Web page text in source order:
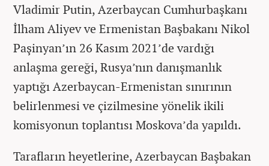
Vladimir Putin, Azerbaycan Cumhurbaşkanı
İlham Aliyev ve Ermenistan Başbakanı Nikol
Paşinyan’ın 26 Kasım 2021’de vardığı
anlaşma gereği, Rusya’nın danışmanlık
yaptığı Azerbaycan-Ermenistan sınırının
belirlenmesi ve çizilmesine yönelik ikili
komisyonun toplantısı Moskova’da yapıldı.
Tarafların heyetlerine, Azerbaycan Başbakan